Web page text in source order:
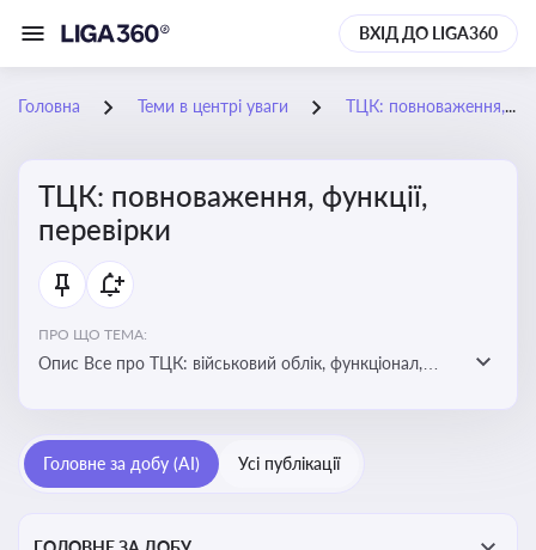
ВХІД ДО LIGA360
Головна Теми в центрі уваги ТЦК: повноваження, функції, перевірки
ТЦК: повноваження, функції,
перевірки
ПРО ЩО ТЕМА:
Опис Все про ТЦК: військовий облік, функціонал,
Головне за добу (AI) Усі публікації